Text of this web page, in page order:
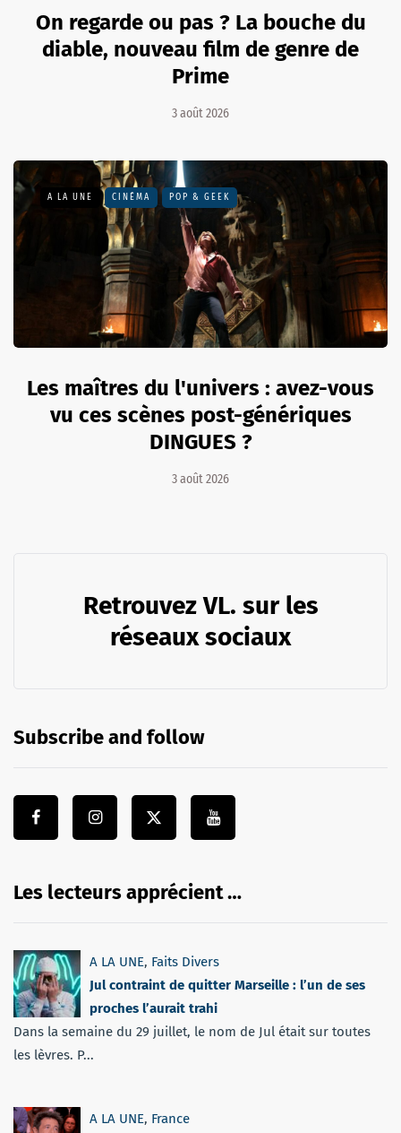
On regarde ou pas ? La bouche du
diable, nouveau film de genre de
Prime
3 août 2026
A LA UNE CINÉMA POP & GEEK
Les maîtres du l'univers : avez-vous
vu ces scènes post-génériques
DINGUES ?
3 août 2026
Retrouvez VL. sur les
réseaux sociaux
Subscribe and follow
Les lecteurs apprécient …
A LA UNE, Faits Divers
Jul contraint de quitter Marseille : l’un de ses
proches l’aurait trahi
Dans la semaine du 29 juillet, le nom de Jul était sur toutes
les lèvres. P...
A LA UNE, France